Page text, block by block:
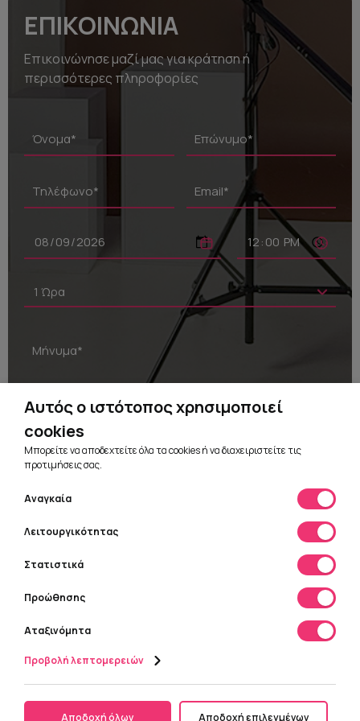
FAQ
Επικοινωνία
ΚΡΑΤΗΣΗ
ΕΠΙΚΟΙΝΩΝΙΑ
Επικοινώνησε μαζί μας για κράτηση ή
περισσότερες πληροφορίες
1 Ώρα
Συμφωνώ με τους
Επικοινωνία
Αρ. ΓΕΜΗ: 169306804000
© 2026 Ui-studio.gr • All rights reserved.
Αυτός ο ιστότοπος χρησιμοποιεί
cookies
Μπορείτε να αποδεχτείτε όλα τα cookies ή να διαχειριστείτε τις
προτιμήσεις σας.
Αναγκαία
Λειτουργικότητας
Στατιστικά
Προώθησης
Αταξινόμητα
Προβολή λεπτομερειών
Αποδοχή όλων Αποδοχή επιλεγμένων